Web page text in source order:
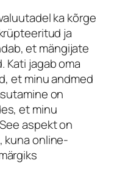
ka kõrge
ja
et mängijate
Kati jagab oma
et minu andmed
on
et minu
aspekt on
kuna online-